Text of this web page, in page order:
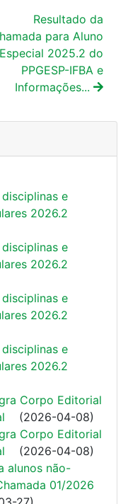
Resultado da
para Aluno
Especial 2025.2 do
PPGESP-IFBA e
Informações...
e
2026.2
e
2026.2
e
2026.2
e
2026.2
Corpo Editorial
(2026-04-08)
Corpo Editorial
(2026-04-08)
alunos não-
01/2026